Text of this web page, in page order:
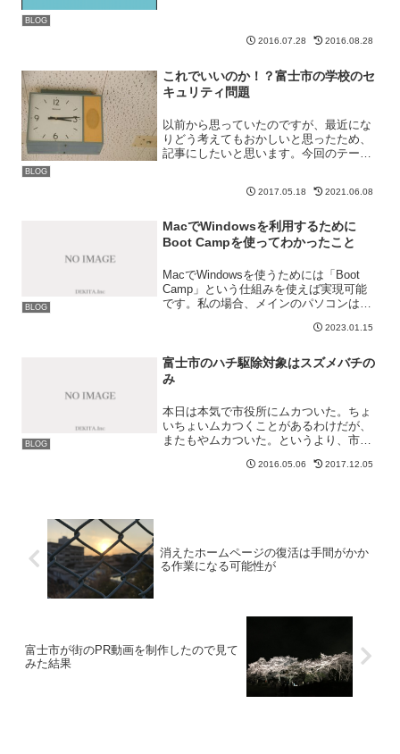
BLOG
2016.07.28 2016.08.28
BLOG
これでいいのか！？富士市の学校のセ
キュリティ問題
以前から思っていたのですが、最近にな
りどう考えてもおかしいと思ったため、
記事にしたいと思います。今回のテーマ
ュリティ問題」としていますが、富士市
2017.05.18 2021.06.08
BLOG
MacでWindowsを利用するために
Boot Campを使ってわかったこと
MacでWindowsを使うためには「Boot
Camp」という仕組みを使えば実現可能
です。私の場合、メインのパソコンは
す。メインパソコンは当然使い慣れてお
2023.01.15
BLOG
富士市のハチ駆除対象はスズメバチの
み
本日は本気で市役所にムカついた。ちょ
いちょいムカつくことがあるわけだが、
またもやムカついた。というより、市役
か？良い噂を聞いたことがない。家の目
2016.05.06 2017.12.05
消えたホームページの復活は手間がかか
る作業になる可能性が
富士市が街のPR動画を制作したので見て
みた結果